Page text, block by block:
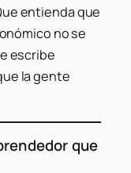
entienda que
no se
escribe
la gente
que